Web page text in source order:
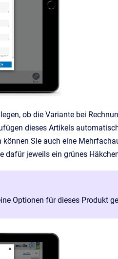
ob die Variante bei
dieses Artikels
Sie auch eine
dafür jeweils ein grünes
Optionen für dieses Produkt